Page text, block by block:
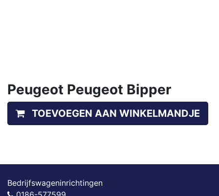
Peugeot Peugeot Bipper
TOEVOEGEN AAN WINKELMANDJE
Bedrijfswageninrichtingen